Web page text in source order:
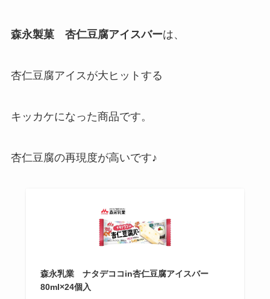
森永製菓 杏仁豆腐アイスバーは、
杏仁豆腐アイスが大ヒットする
キッカケになった商品です。
杏仁豆腐の再現度が高いです♪
森永乳業 ナタデココin杏仁豆腐アイスバー
80ml×24個入